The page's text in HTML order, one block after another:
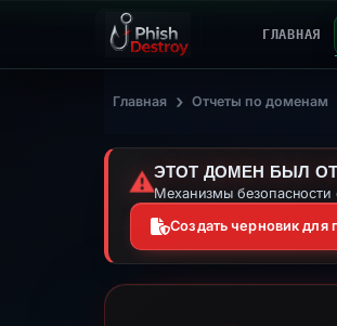
ГЛАВНАЯ
Главная › Отчеты по доменам
⚠️ЭТОТ ДОМЕН БЫЛ
Механизмы
Создать черновик для